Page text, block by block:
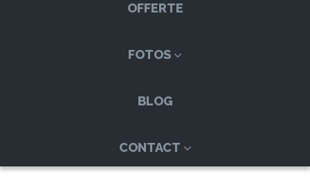
OFFERTE
FOTOS
BLOG
CONTACT